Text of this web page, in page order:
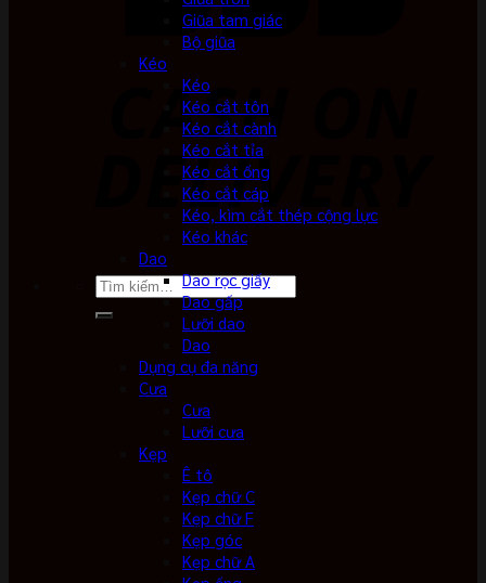
Tìm
Giũa tam giác
Bộ giũa
Kéo
Kéo
Kéo cắt tôn
Kéo cắt cành
Kéo cắt tỉa
Kéo cắt ống
Kéo cắt cáp
Kéo, kìm cắt thép cộng lực
Kéo khác
Dao
Dao rọc giấy
Dao gấp
Lưỡi dao
Dao
Dụng cụ đa năng
Cưa
Cưa
Lưỡi cưa
Kẹp
Ê tô
Kẹp chữ C
Kẹp chữ F
Kẹp góc
Kẹp chữ A